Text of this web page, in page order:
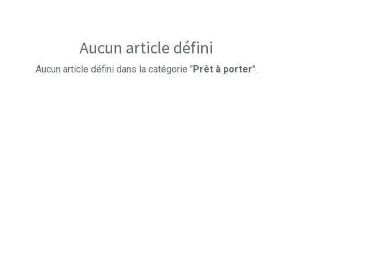
Aucun article défini
Aucun article défini dans la catégorie " Prêt à porter".